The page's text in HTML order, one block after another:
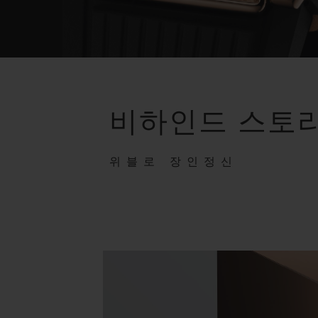
비하인드 스토
위블로 장인정신